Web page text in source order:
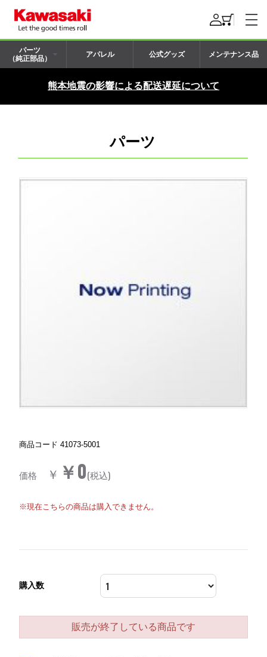
パーツ
（純正部品）
アパレル 公式グッズ メンテナンス品
熊本地震の影響による配送遅延について
パーツ
商品コード 41073-5001
価格 ￥ ￥0(税込)
※現在こちらの商品は購入できません。
購入数
販売が終了している商品です